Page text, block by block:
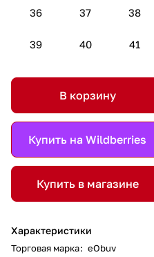
36 37 38
39 40 41
В корзину
Купить на Wildberries
Купить в магазине
Характеристики
Торговая марка: eObuv